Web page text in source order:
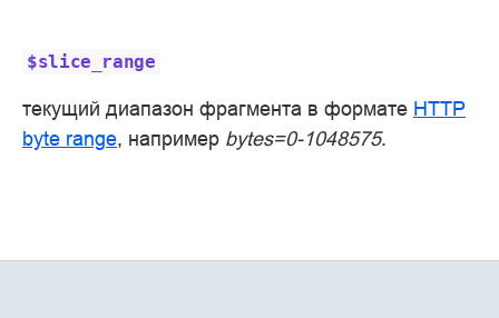
$slice_range
текущий диапазон фрагмента в формате HTTP
byte range, например bytes=0-1048575.